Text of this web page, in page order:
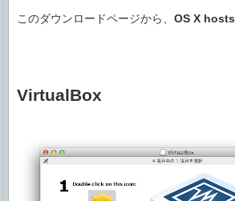
このダウンロードページから、 OS X hosts
VirtualBox